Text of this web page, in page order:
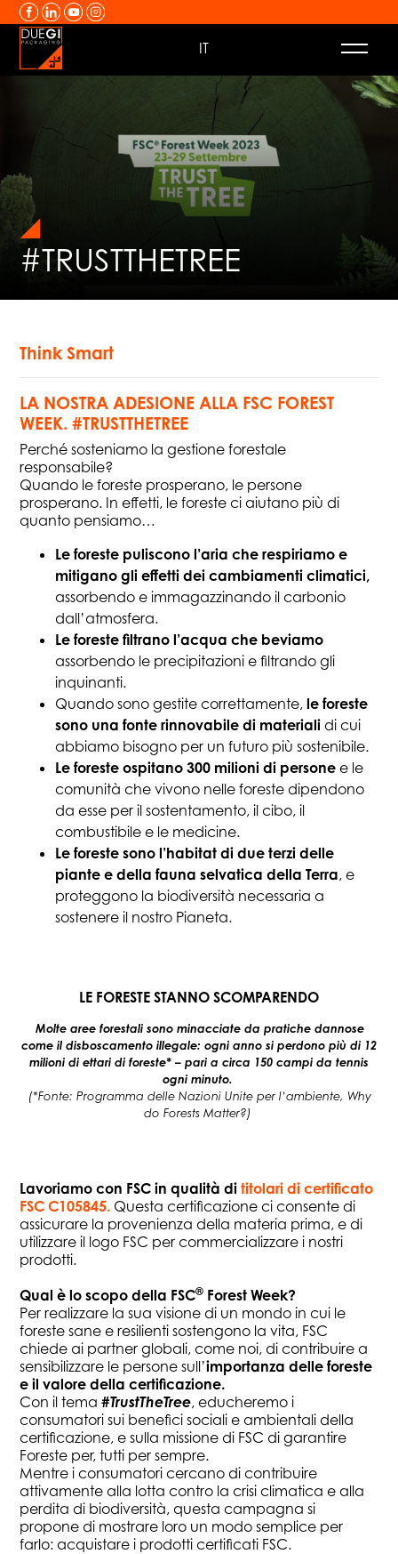
Vai al contenuto
IT
#TRUSTTHETREE
Think Smart
LA NOSTRA ADESIONE ALLA FSC FOREST
WEEK. #TRUSTTHETREE
Perché sosteniamo la gestione forestale
responsabile?
Quando le foreste prosperano, le persone
prosperano. In effetti, le foreste ci aiutano più di
quanto pensiamo…
Le foreste puliscono l’aria che respiriamo e
mitigano gli effetti dei cambiamenti climatici,
assorbendo e immagazzinando il carbonio
dall’atmosfera.
Le foreste filtrano l’acqua che beviamo
assorbendo le precipitazioni e filtrando gli
inquinanti.
Quando sono gestite correttamente, le foreste
sono una fonte rinnovabile di materialidi cui
abbiamo bisogno per un futuro più sostenibile.
Le foreste ospitano 300 milioni di persone e le
comunità che vivono nelle foreste dipendono
da esse per il sostentamento, il cibo, il
combustibile e le medicine.
Le foreste sono l’habitat di due terzi delle
piante e della fauna selvatica della Terra, e
proteggono la biodiversità necessaria a
sostenere il nostro Pianeta.
LE FORESTE STANNO SCOMPARENDO
Molte aree forestali sono minacciate da pratiche dannose
come il disboscamento illegale: ogni anno si perdono più di 12
milioni di ettari di foreste* – pari a circa 150 campi da tennis
ogni minuto.
(*Fonte: Programma delle Nazioni Unite per l’ambiente, Why
do Forests Matter?)
Lavoriamo con FSC in qualità dititolari di certificato
FSC C105845. Questa certificazione ci consente di
assicurare la provenienza della materia prima, e di
utilizzare il logo FSC per commercializzare i nostri
prodotti.
Qual è lo scopo della FSC® Forest Week?
Per realizzare la sua visione di un mondo in cui le
foreste sane e resilienti sostengono la vita, FSC
chiede ai partner globali, come noi, di contribuire a
sensibilizzare le persone sull’importanza delle foreste
e il valore della certificazione.
Con il tema#TrustTheTree, educheremo i
consumatori sui benefici sociali e ambientali della
certificazione, e sulla missione di FSC di garantire
Foreste per, tutti per sempre.
Mentre i consumatori cercano di contribuire
attivamente alla lotta contro la crisi climatica e alla
perdita di biodiversità, questa campagna si
propone di mostrare loro un modo semplice per
farlo: acquistare i prodotti certificati FSC.